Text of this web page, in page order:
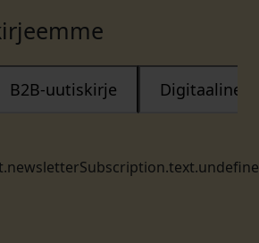
B2B-uutiskirje Digitaalinen